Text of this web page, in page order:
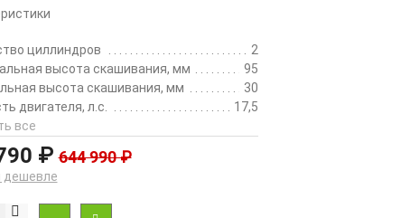
циллиндров
2
высота скашивания, мм
95
высота скашивания, мм
30
двигателя, л.с.
17,5
все
₽ 644 990 ₽
дешевле